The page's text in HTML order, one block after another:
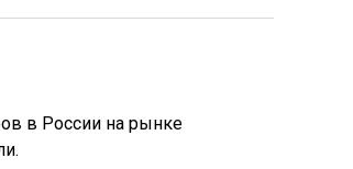
в России на рынке